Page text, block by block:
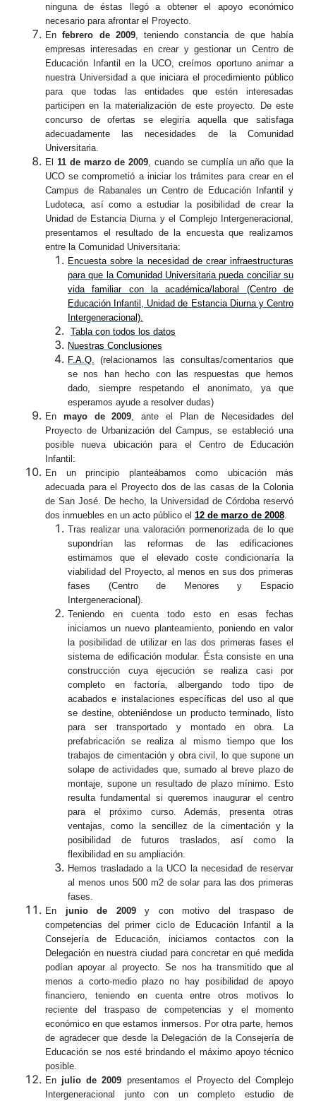
ninguna de éstas llegó a obtener el apoyo económico
necesario para afrontar el Proyecto.
Enfebrero de 2009, teniendo constancia de que había
empresas interesadas en crear y gestionar un Centro de
Educación Infantil en la UCO, creímos oportuno animar a
nuestra Universidad a que iniciara el procedimiento público
para que todas las entidades que estén interesadas
participen en la materialización de este proyecto. De este
concurso de ofertas se elegiría aquella que satisfaga
adecuadamente las necesidades de la Comunidad
Universitaria.
El 11 de marzo de 2009 , cuando se cumplía un año que la
UCO se comprometió a iniciar los trámites para crear en el
Campus de Rabanales un Centro de Educación Infantil y
Ludoteca, así como a estudiar la posibilidad de crear la
Unidad de Estancia Diurna y el Complejo Intergeneracional,
presentamos el resultado de la encuesta que realizamos
entre la Comunidad Universitaria:
Encuesta sobre la necesidad de crear infraestructuras
para que la Comunidad Universitaria pueda conciliar su
vida familiar con la académica/laboral (Centro de
Educación Infantil, Unidad de Estancia Diurna y Centro
Intergeneracional).
Tabla con todos los datos
Nuestras Conclusiones
F.A.Q.
(relacionamos las consultas/comentarios que
se nos han hecho con las respuestas que hemos
dado, siempre respetando el anonimato, ya que
esperamos ayude a resolver dudas)
En mayo de 2009 , ante el Plan de Necesidades del
Proyecto de Urbanización del Campus, se estableció una
posible nueva ubicación para el Centro de Educación
Infantil:
En un principio planteábamos como ubicación más
adecuada para el Proyecto dos de las casas de la Colonia
de San José. De hecho, la Universidad de Córdoba reservó
dos inmuebles en un acto público el 12 de marzo de 2008
Tras realizar una valoración pormenorizada de lo que
supondrían las reformas de las edificaciones
estimamos que el elevado coste condicionaría la
viabilidad del Proyecto, al menos en sus dos primeras
fases (Centro de Menores y Espacio
Intergeneracional).
Teniendo en cuenta todo esto en esas fechas
iniciamos un nuevo planteamiento, poniendo en valor
la posibilidad de utilizar en las dos primeras fases el
sistema de edificación modular. Ésta consiste en una
construcción cuya ejecución se realiza casi por
completo en factoría, albergando todo tipo de
acabados e instalaciones específicas del uso al que
se destine, obteniéndose un producto terminado, listo
para ser transportado y montado en obra. La
prefabricación se realiza al mismo tiempo que los
trabajos de cimentación y obra civil, lo que supone un
solape de actividades que, sumado al breve plazo de
montaje, supone un resultado de plazo mínimo. Esto
resulta fundamental si queremos inaugurar el centro
para el próximo curso. Además, presenta otras
ventajas, como la sencillez de la cimentación y la
posibilidad de futuros traslados, así como la
flexibilidad en su ampliación.
Hemos trasladado a la UCO la necesidad de reservar
al menos unos 500 m2 de solar para las dos primeras
fases.
En junio de 2009y con motivo del traspaso de
competencias del primer ciclo de Educación Infantil a la
Consejería de Educación, iniciamos contactos con la
Delegación en nuestra ciudad para concretar en qué medida
podían apoyar al proyecto. Se nos ha transmitido que al
menos a corto-medio plazo no hay posibilidad de apoyo
financiero, teniendo en cuenta entre otros motivos lo
reciente del traspaso de competencias y el momento
económico en que estamos inmersos. Por otra parte, hemos
de agradecer que desde la Delegación de la Consejería de
Educación se nos esté brindando el máximo apoyo técnico
posible.
En julio de 2009 presentamos el Proyecto del Complejo
Intergeneracional junto con un completo estudio de